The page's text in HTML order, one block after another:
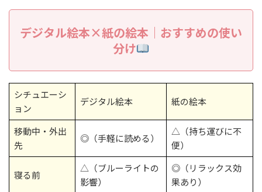
デジタル絵本×紙の絵本｜おすすめの使い
分け
シチュエーシ
ョン
デジタル絵本 紙の絵本
移動中・外出
先
◎（手軽に読める）
△（持ち運びに不
便）
寝る前
△（ブルーライトの
影響）
◎（リラックス効
果あり）